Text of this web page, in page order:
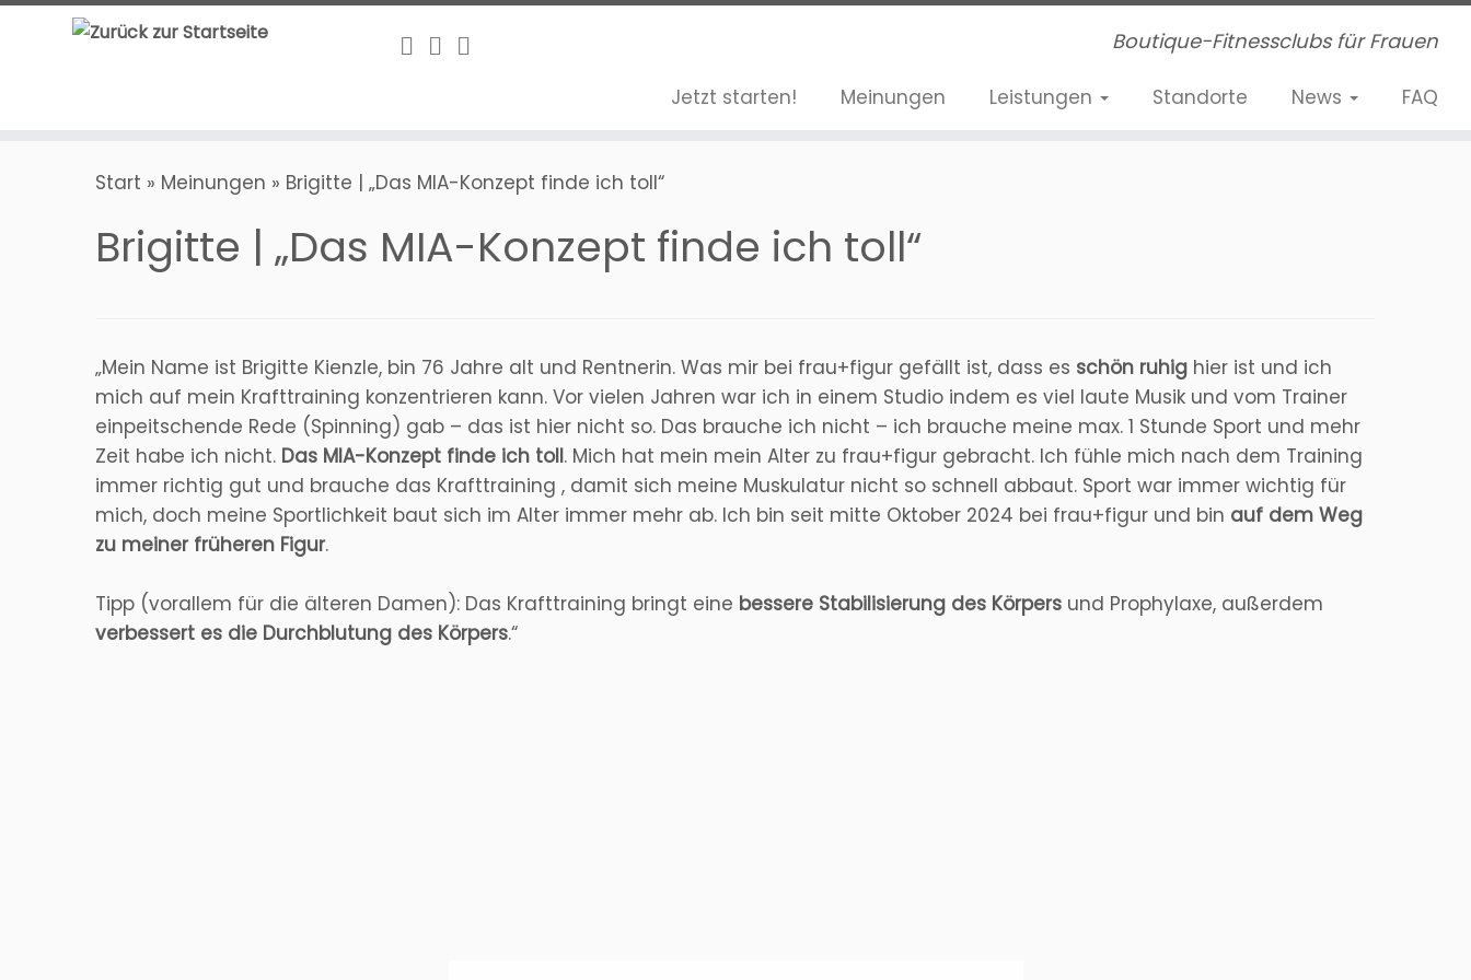
Zum
Boutique-Fitnessclubs für Frauen
Jetzt starten! Meinungen Leistungen Standorte News FAQ
Start » Meinungen » Brigitte | „Das MIA-Konzept finde ich toll“
Brigitte | „Das MIA-Konzept finde ich toll“
„Mein Name ist Brigitte Kienzle, bin 76 Jahre alt und Rentnerin. Was mir bei frau+figur gefällt ist, dass es schön ruhig hier ist und ich
mich auf mein Krafttraining konzentrieren kann. Vor vielen Jahren war ich in einem Studio indem es viel laute Musik und vom Trainer
einpeitschende Rede (Spinning) gab – das ist hier nicht so. Das brauche ich nicht – ich brauche meine max. 1 Stunde Sport und mehr
Zeit habe ich nicht. Das MIA-Konzept finde ich toll. Mich hat mein mein Alter zu frau+figur gebracht. Ich fühle mich nach dem Training
immer richtig gut und brauche das Krafttraining , damit sich meine Muskulatur nicht so schnell abbaut. Sport war immer wichtig für
mich, doch meine Sportlichkeit baut sich im Alter immer mehr ab. Ich bin seit mitte Oktober 2024 bei frau+figur und bin auf dem Weg
zu meiner früheren Figur.
Tipp (vorallem für die älteren Damen): Das Krafttraining bringt eine bessere Stabilisierung des Körpers und Prophylaxe, außerdem
verbessert es die Durchblutung des Körpers.“